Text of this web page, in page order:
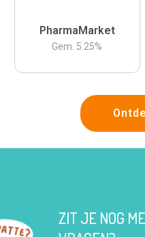
PharmaMarket
Gem. 5.25%
ZIT JE NOG